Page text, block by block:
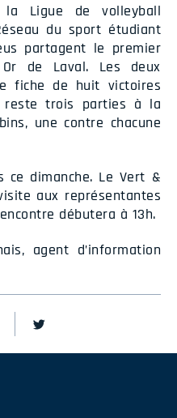
Ligue de volleyball
du sport étudiant
partagent le premier
de Laval. Les deux
fiche de huit victoires
reste trois parties à la
une contre chacune
ce dimanche. Le Vert &
aux représentantes
débutera à 13h.
agent d’information